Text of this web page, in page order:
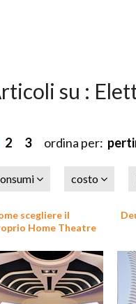
su :
2 3ordina per:
costo
scegliere il
Home Theatre